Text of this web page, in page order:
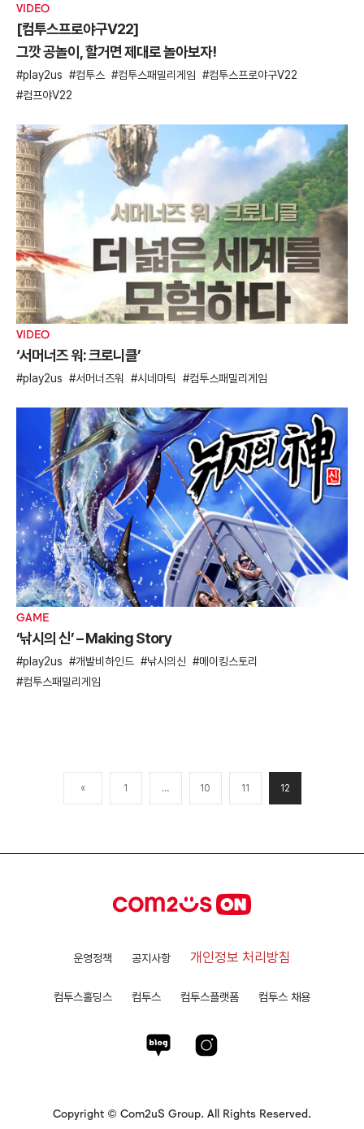
VIDEO
[컴투스프로야구V22]
그깟 공놀이, 할거면 제대로 놀아보자!
play2us 컴투스 컴투스패밀리게임
컴투스프로야구V22
컴프야V22
VIDEO
‘서머너즈 워: 크로니클’
play2us 서머너즈워 시네마틱 컴투스패밀리게임
GAME
‘낚시의 신’ – Making Story
play2us 개발비하인드 낚시의신
메이킹스토리
컴투스패밀리게임
« 1 … 10 11 12
운영정책 공지사항 개인정보 처리방침
컴투스홀딩스 컴투스 컴투스플랫폼 컴투스 채용
Copyright © Com2uS Group. All Rights Reserved.